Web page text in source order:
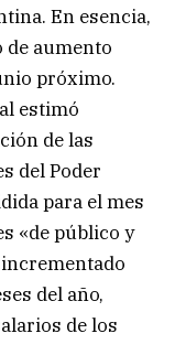
En esencia,
aumento
próximo.
estimó
de las
del Poder
para el mes
«de público y
del año,
de los